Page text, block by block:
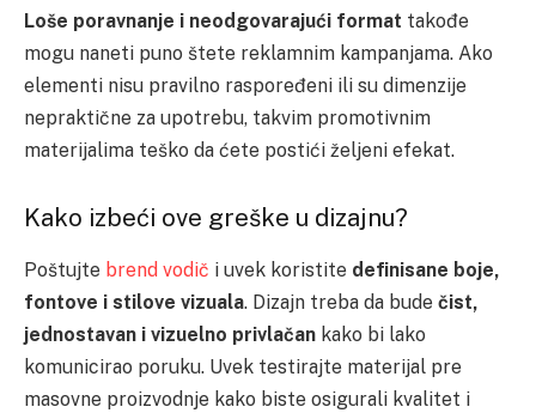
Loše poravnanje i neodgovarajući format takođe
mogu naneti puno štete reklamnim kampanjama. Ako
elementi nisu pravilno raspoređeni ili su dimenzije
nepraktične za upotrebu, takvim promotivnim
materijalima teško da ćete postići željeni efekat.
Kako izbeći ove greške u dizajnu?
Poštujte brend vodič i uvek koristite definisane boje,
fontove i stilove vizuala. Dizajn treba da bude čist,
jednostavan i vizuelno privlačan kako bi lako
komunicirao poruku. Uvek testirajte materijal pre
masovne proizvodnje kako biste osigurali kvalitet i